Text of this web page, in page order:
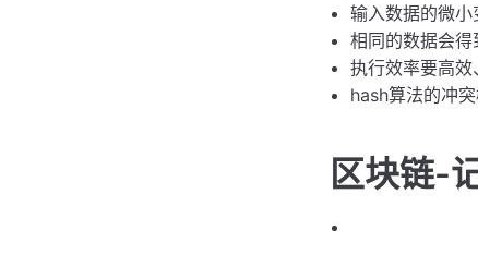
输入数据的微
相同的数据会得
执行效率要高
hash算法的冲
区块链-